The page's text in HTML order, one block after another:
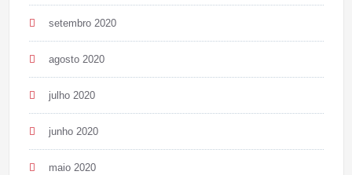
setembro 2020
agosto 2020
julho 2020
junho 2020
maio 2020